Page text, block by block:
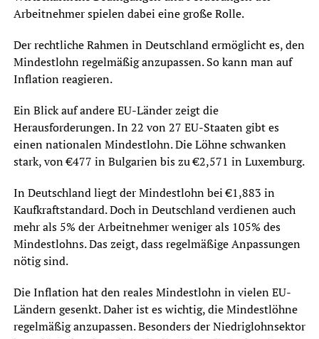
Arbeitnehmer spielen dabei eine große Rolle.
Der rechtliche Rahmen in Deutschland ermöglicht es, den
Mindestlohn regelmäßig anzupassen. So kann man auf
Inflation reagieren.
Ein Blick auf andere EU-Länder zeigt die
Herausforderungen. In 22 von 27 EU-Staaten gibt es
einen nationalen Mindestlohn. Die Löhne schwanken
stark, von €477 in Bulgarien bis zu €2,571 in Luxemburg.
In Deutschland liegt der Mindestlohn bei €1,883 in
Kaufkraftstandard. Doch in Deutschland verdienen auch
mehr als 5% der Arbeitnehmer weniger als 105% des
Mindestlohns. Das zeigt, dass regelmäßige Anpassungen
nötig sind.
Die Inflation hat den reales Mindestlohn in vielen EU-
Ländern gesenkt. Daher ist es wichtig, die Mindestlöhne
regelmäßig anzupassen. Besonders der Niedriglohnsektor